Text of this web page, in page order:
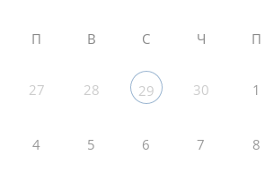
П В С Ч П
27 28 29 30 1
4 5 6 7 8